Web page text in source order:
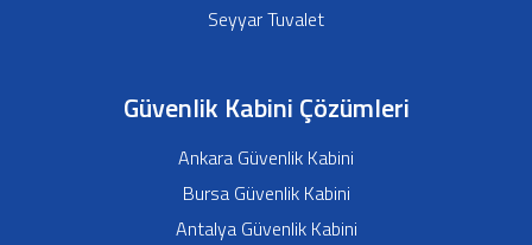
Seyyar Tuvalet
Güvenlik Kabini Çözümleri
Ankara Güvenlik Kabini
Bursa Güvenlik Kabini
Antalya Güvenlik Kabini